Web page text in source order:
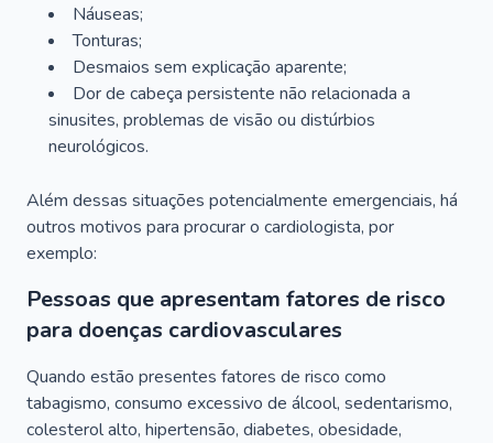
Náuseas;
Tonturas;
Desmaios sem explicação aparente;
Dor de cabeça persistente não relacionada a
sinusites, problemas de visão ou distúrbios
neurológicos.
Além dessas situações potencialmente emergenciais, há
outros motivos para procurar o cardiologista, por
exemplo:
Pessoas que apresentam fatores de risco
para doenças cardiovasculares
Quando estão presentes fatores de risco como
tabagismo, consumo excessivo de álcool, sedentarismo,
colesterol alto, hipertensão, diabetes, obesidade,